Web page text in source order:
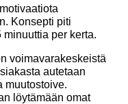
Konsepti piti
per kerta.
voimavarakeskeistä
autetaan
muutostoive.
löytämään omat